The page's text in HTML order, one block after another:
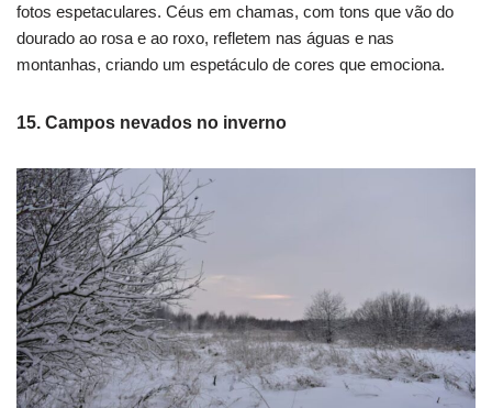
fotos espetaculares. Céus em chamas, com tons que vão do
dourado ao rosa e ao roxo, refletem nas águas e nas
montanhas, criando um espetáculo de cores que emociona.
15. Campos nevados no inverno